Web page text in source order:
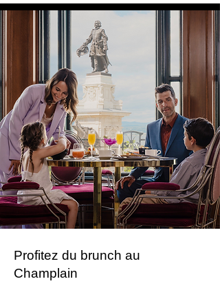
Profitez du brunch au
Champlain